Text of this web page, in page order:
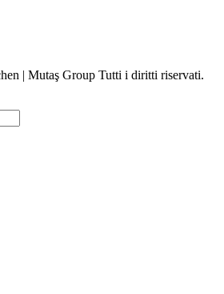
| Mutaş Group Tutti i diritti riservati.